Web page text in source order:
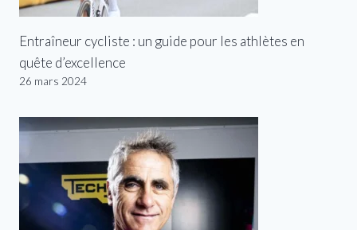
Entraîneur cycliste : un guide pour les athlètes en
quête d’excellence
26 mars 2024